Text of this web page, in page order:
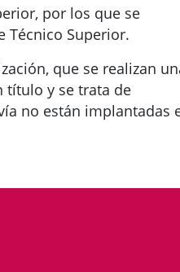
por los que se
Técnico Superior.
que se realizan
título y se trata de
no están implantadas